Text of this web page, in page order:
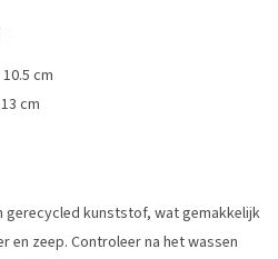
cm
cm
gerecycled kunststof, wat gemakkelijk
en zeep. Controleer na het wassen